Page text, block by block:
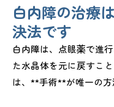
白内障の治療
決法です
白内障は、点眼薬で進
た水晶体を元に戻すこ
は、**手術**が唯一の方